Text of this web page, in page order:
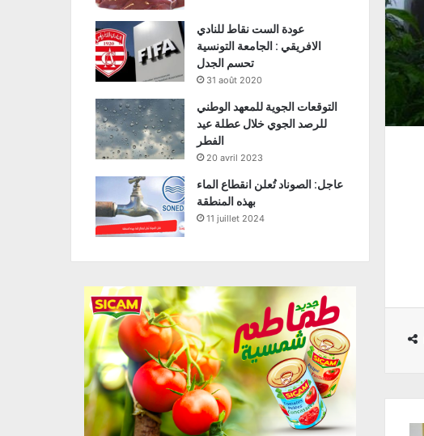
عودة الست نقاط للنادي
الافريقي : الجامعة التونسية
تحسم الجدل
31 août 2020
التوقعات الجوية للمعهد الوطني
للرصد الجوي خلال عطلة عيد
الفطر
20 avril 2023
عاجل: الصوناد تُعلن انقطاع الماء
بهذه المنطقة
11 juillet 2024